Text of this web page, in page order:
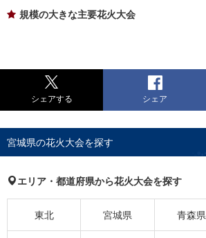
規模の大きな主要花火大会
シェアする シェア
宮城県の花火大会を探す
エリア・都道府県から花火大会を探す
東北 宮城県 青森県